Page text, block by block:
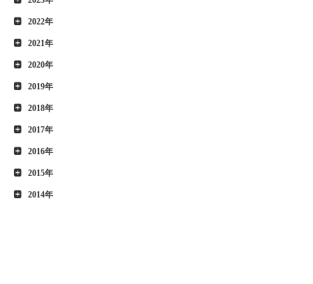
2022年
2021年
2020年
2019年
2018年
2017年
2016年
2015年
2014年